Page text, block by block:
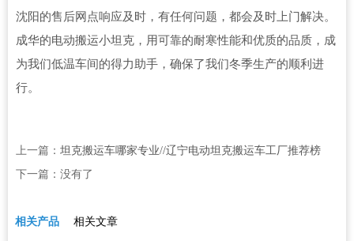
沈阳的售后网点响应及时，有任何问题，都会及时上门解决。
成华的电动搬运小坦克，用可靠的耐寒性能和优质的品质，成
为我们低温车间的得力助手，确保了我们冬季生产的顺利进
行。
上一篇： 坦克搬运车哪家专业//辽宁电动坦克搬运车工厂推荐榜
下一篇：没有了
相关产品 相关文章